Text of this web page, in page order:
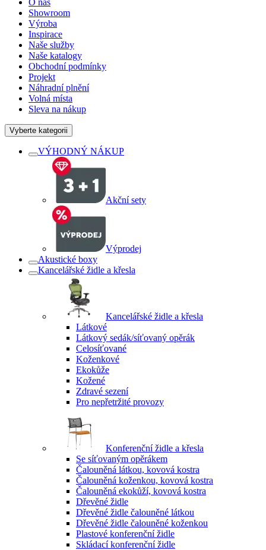
O nás
Showroom
Výroba
Inspirace
Naše služby
Naše katalogy
Obchodní podmínky
Projekt
Náhradní plnění
Volná místa
Sleva na nákup
Vyberte kategorii
VÝHODNÝ NÁKUP
Akční sety
Výprodej
Akustické boxy
Kancelářské židle a křesla
Kancelářské židle a křesla
Látkové
Látkový sedák/síťovaný opěrák
Celosíťované
Koženkové
Ekokůže
Kožené
Zdravé sezení
Pro nepřetržité provozy
Konferenční židle a křesla
Se síťovaným opěrákem
Čalouněná látkou, kovová kostra
Čalouněná koženkou, kovová kostra
Čalouněná ekokůží, kovová kostra
Dřevěné židle
Dřevěné židle čalouněné látkou
Dřevěné židle čalouněné koženkou
Plastové konferenční židle
Skládací konferenční židle